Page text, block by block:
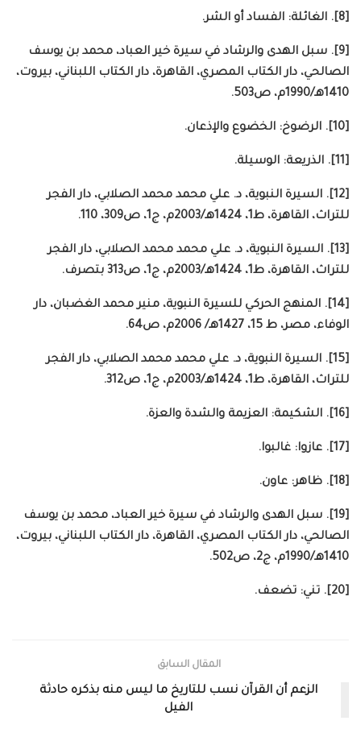
[8]. الغائلة: الفساد أو الشر.
[9]. سبل الهدى والرشاد في سيرة خير العباد، محمد بن يوسف
الصالحي، دار الكتاب المصري، القاهرة، دار الكتاب اللبناني، بيروت،
1410هـ/1990م، ص503.
[10]. الرضوخ: الخضوع والإذعان.
[11]. الذريعة: الوسيلة.
[12]. السيرة النبوية، د. علي محمد محمد الصلابي، دار الفجر
للتراث، القاهرة، ط1، 1424هـ/2003م، ج1، ص309، 110.
[13]. السيرة النبوية، د. علي محمد محمد الصلابي، دار الفجر
للتراث، القاهرة، ط1، 1424هـ/2003م، ج1، ص313 بتصرف.
[14]. المنهج الحركي للسيرة النبوية، منير محمد الغضبان، دار
الوفاء، مصر، ط 15، 1427هـ/ 2006م، ص64.
[15]. السيرة النبوية، د. علي محمد محمد الصلابي، دار الفجر
للتراث، القاهرة، ط1، 1424هـ/2003م، ج1، ص312.
[16]. الشكيمة: العزيمة والشدة والعزة.
[17]. عازوا: غالبوا.
[18]. ظاهر: عاون.
[19]. سبل الهدى والرشاد في سيرة خير العباد، محمد بن يوسف
الصالحي، دار الكتاب المصري، القاهرة، دار الكتاب اللبناني، بيروت،
1410هـ/1990م، ج2، ص502.
[20]. تني: تضعف.
المقال السابق
الزعم أن القرآن نسب للتاريخ ما ليس منه بذكره حادثة
الفيل